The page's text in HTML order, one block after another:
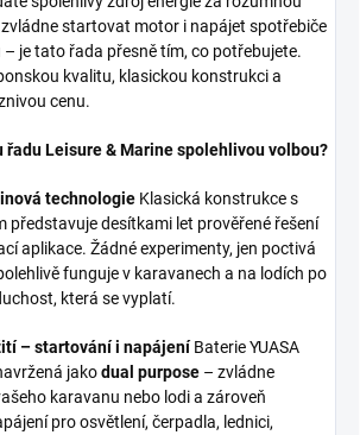
startovat motor i napájet spotřebiče
– je tato řada přesně tím, co potřebujete.
kvalitu, klasickou konstrukci a
cenu.
řadu Leisure & Marine spolehlivou volbou?
technologie Klasická konstrukce s
představuje desítkami let prověřené řešení
aplikace. Žádné experimenty, jen poctivá
funguje v karavanech a na lodích po
která se vyplatí.
– startování i napájeníBaterie YUASA
jakodual purpose – zvládne
karavanu nebo lodi a zároveň
pro osvětlení, čerpadla, lednici,